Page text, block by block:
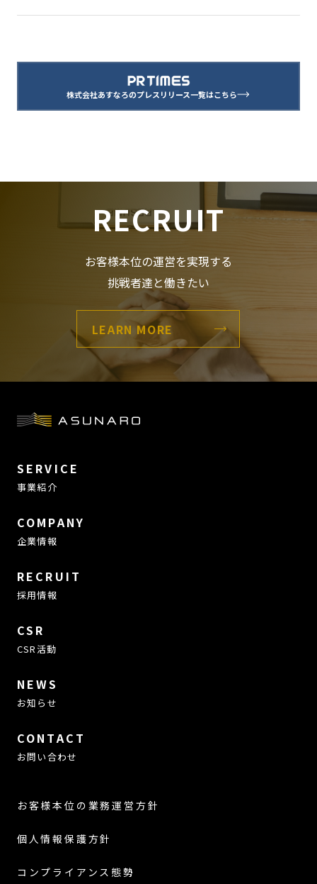
株式会社あすなろのプレスリリース一覧はこちら
RECRUIT
お客様本位の運営を実現する
挑戦者達と働きたい
LEARN MORE
SERVICE
事業紹介
COMPANY
企業情報
RECRUIT
採用情報
CSR
CSR活動
NEWS
お知らせ
CONTACT
お問い合わせ
お客様本位の業務運営方針
個人情報保護方針
コンプライアンス態勢